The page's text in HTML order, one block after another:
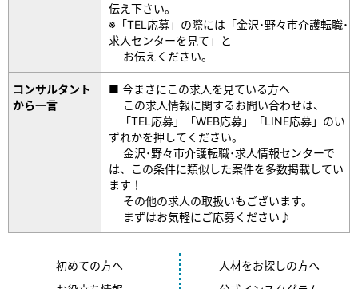
伝え下さい。
※「TEL応募」の際には「金沢･野々市介護転職･
求人センターを見て」と
お伝えください。
コンサルタント
から一言
■ 今まさにこの求人を見ている方へ
この求人情報に関するお問い合わせは、
「TEL応募」「WEB応募」「LINE応募」のい
ずれかを押してください。
金沢･野々市介護転職･求人情報センターで
は、この条件に類似した案件を多数掲載してい
ます！
その他の求人の取扱いもございます。
まずはお気軽にご応募ください♪
初めての方へ
人材をお探しの方へ